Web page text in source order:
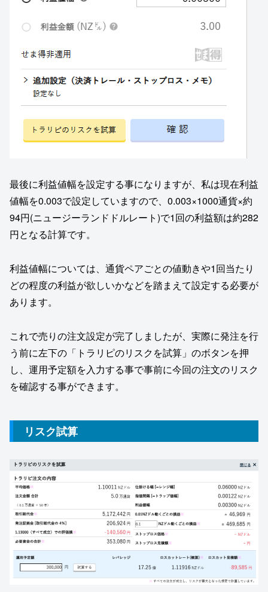
最後に利益値幅を設定する事になりますが、私は現在利益
値幅を0.003で設定していますので、0.003×1000通貨×約
94円(ニュージーランドドルレート)で1回の利益額は約282
円となる計算です。
利益値幅については、通貨ペアごとの値動きや1回当たり
どの程度の利益が欲しいかなどを踏まえて設定する必要が
あります。
これで売りの注文設定が完了しましたが、実際に発注を行
う前に左下の「トラリピのリスクを試算」のボタンを押
し、運用予定額を入力する事で事前に今回の注文のリスク
を確認する事ができます。
リスク試算